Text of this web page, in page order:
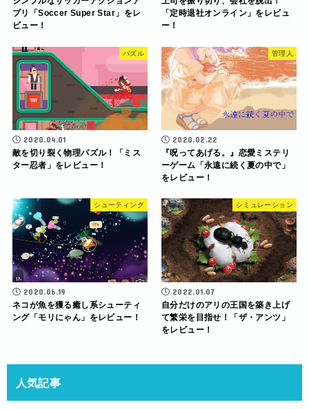
プリ「Soccer Super Star」をレ
ビュー！
「定時退社オンライン」をレビュ
ー！
パズル
2020.04.01
敵を切り裂く物理パズル！「ミス
ター忍者」をレビュー！
管理人
2020.02.22
『呪ってあげる。』恋愛ミステリ
ーゲーム「永遠に続く夏の中で」
をレビュー！
シューティング
2020.06.19
ネコが魚を獲る癒し系シューティ
ング「モリにゃん」をレビュー！
シミュレーション
2022.01.07
自分だけのアリの王国を築き上げ
て繁栄を目指せ！「ザ・アンツ」
をレビュー！
人気記事